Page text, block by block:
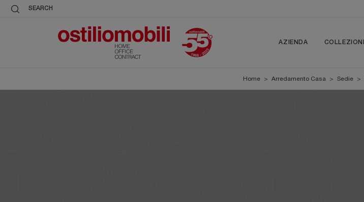
SEARCH
AZIENDA COLLEZIONI
Home > Arredamento Casa > Sedie >